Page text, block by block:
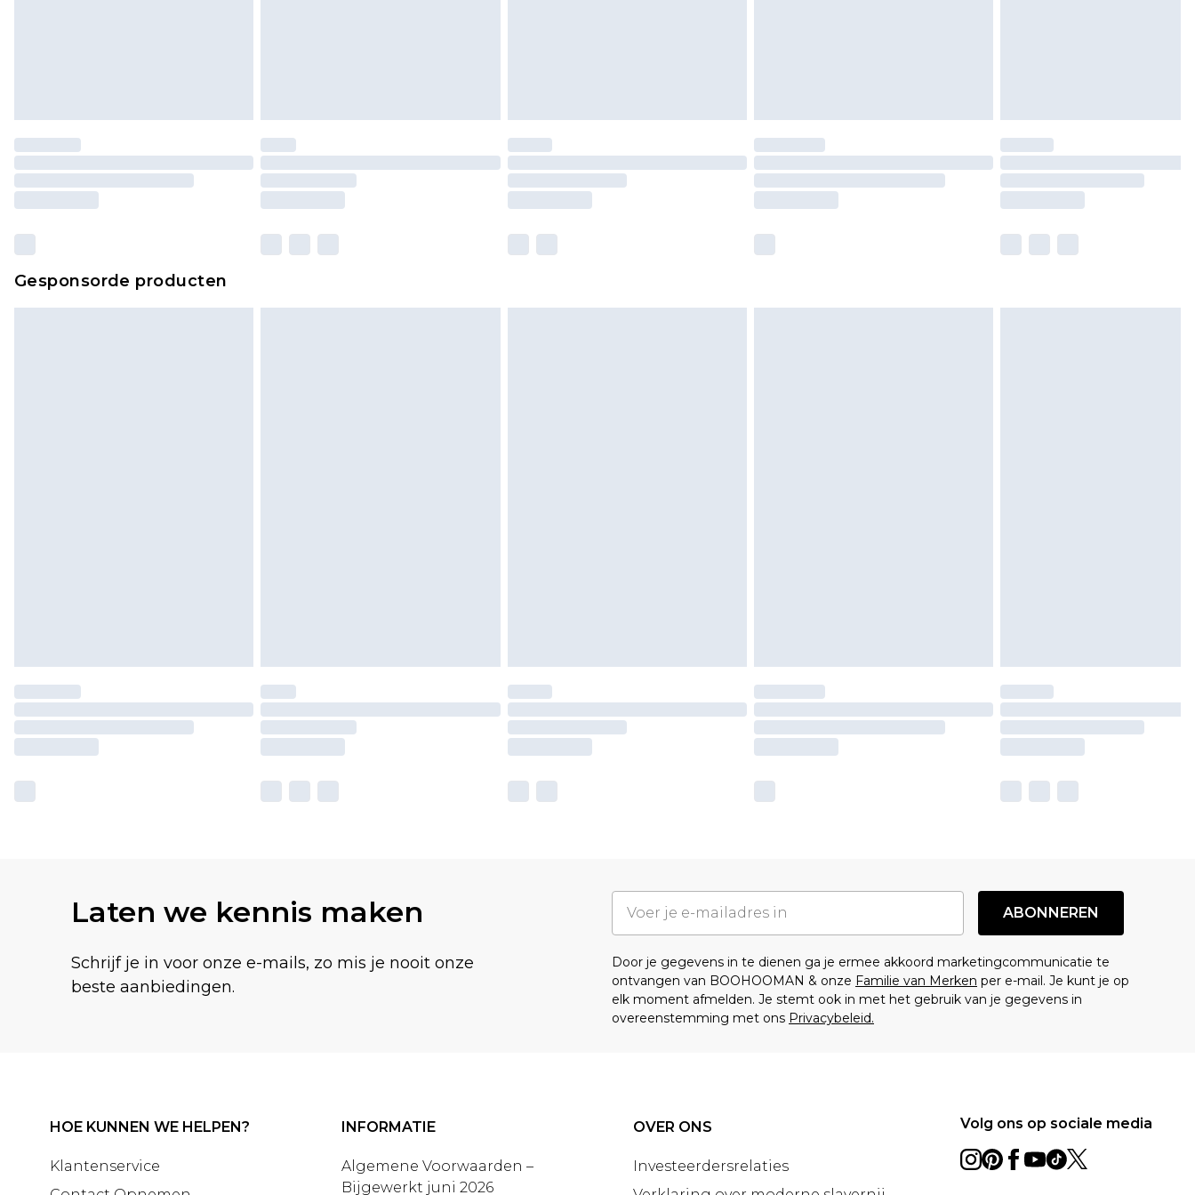
Gesponsorde producten
Laten we kennis maken
Schrijf je in voor onze e-mails, zo mis je nooit onze
beste aanbiedingen.
ABONNEREN
Door je gegevens in te dienen ga je ermee akkoord marketingcommunicatie te
ontvangen van BOOHOOMAN & onze Familie van Merken per e-mail. Je kunt je op
elk moment afmelden. Je stemt ook in met het gebruik van je gegevens in
overeenstemming met ons Privacybeleid.
HOE KUNNEN WE HELPEN?
Klantenservice
INFORMATIE
Algemene Voorwaarden –
Bijgewerkt juni 2026
OVER ONS
Investeerdersrelaties
Volg ons op sociale media